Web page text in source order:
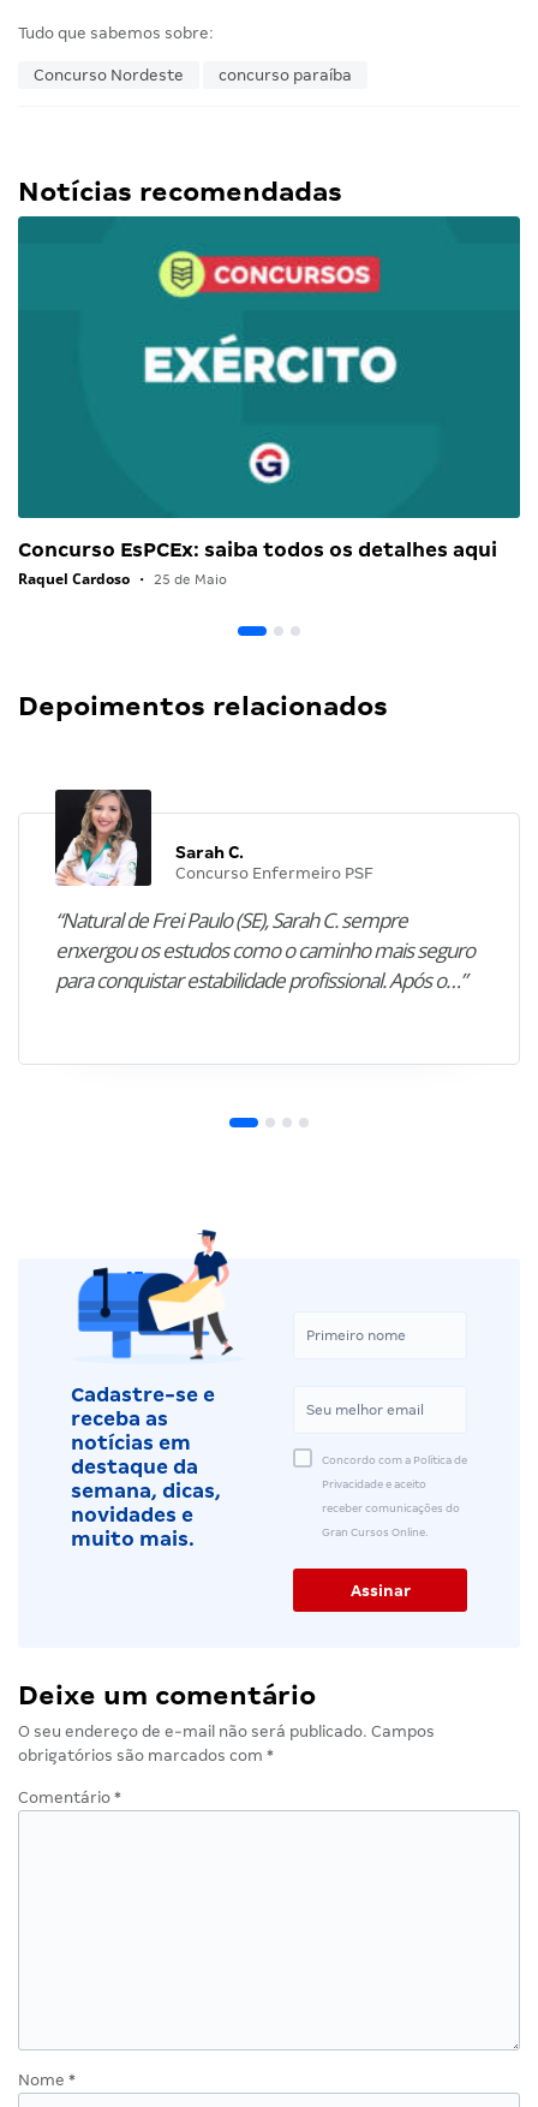
Tudo que sabemos sobre:
Concurso Nordeste concurso paraíba
Notícias recomendadas
Concurso EsPCEx: saiba todos os detalhes aqui
Raquel Cardoso • 25 de Maio
Depoimentos relacionados
Sarah C.
Concurso Enfermeiro PSF
“Natural de Frei Paulo (SE), Sarah C. sempre
enxergou os estudos como o caminho mais seguro
para conquistar estabilidade profissional. Após o…”
Cadastre-se e
receba as
notícias em
destaque da
semana, dicas,
novidades e
muito mais.
Concordo com a Política de
Privacidade e aceito
receber comunicações do
Gran Cursos Online.
Deixe um comentário
O seu endereço de e-mail não será publicado. Campos
obrigatórios são marcados com *
Comentário *
Nome *